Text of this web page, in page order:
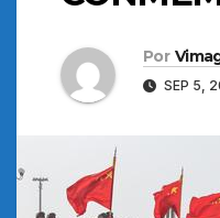
Por
SEP 5,